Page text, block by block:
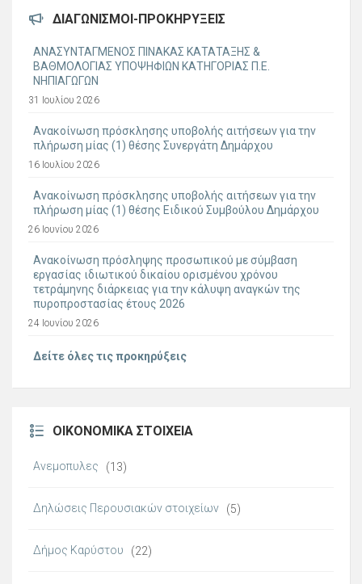
ΔΙΑΓΩΝΙΣΜΟΊ-ΠΡΟΚΗΡΎΞΕΙΣ
ΑΝΑΣΥΝΤΑΓΜΕΝΟΣ ΠΙΝΑΚΑΣ ΚΑΤΑΤΑΞΗΣ &
ΒΑΘΜΟΛΟΓΙΑΣ ΥΠΟΨΗΦΙΩΝ ΚΑΤΗΓΟΡΙΑΣ Π.Ε.
ΝΗΠΙΑΓΩΓΩΝ
31 Ιουλίου 2026
Ανακοίνωση πρόσκλησης υποβολής αιτήσεων για την
πλήρωση μίας (1) θέσης Συνεργάτη Δημάρχου
16 Ιουλίου 2026
Ανακοίνωση πρόσκλησης υποβολής αιτήσεων για την
πλήρωση μίας (1) θέσης Ειδικού Συμβούλου Δημάρχου
26 Ιουνίου 2026
Ανακοίνωση πρόσληψης προσωπικού με σύμβαση
εργασίας ιδιωτικού δικαίου ορισμένου χρόνου
τετράμηνης διάρκειας για την κάλυψη αναγκών της
πυροπροστασίας έτους 2026
24 Ιουνίου 2026
Δείτε όλες τις προκηρύξεις
ΟΙΚΟΝΟΜΙΚΆ ΣΤΟΙΧΕΊΑ
Ανεμοπυλες (13)
Δηλώσεις Περουσιακών στοιχείων (5)
Δήμος Καρύστου (22)